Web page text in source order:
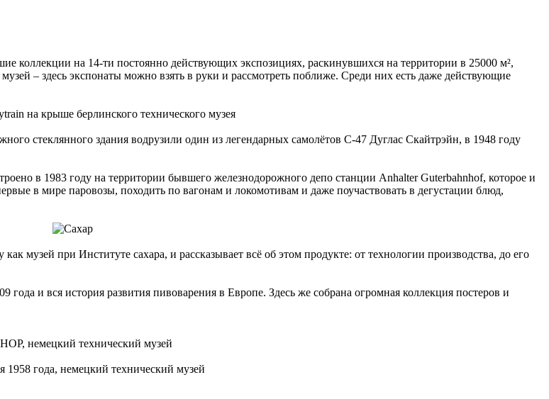
коллекции на 14-ти постоянно действующих экспозициях, раскинувшихся на территории в 25000 м²,
– здесь экспонаты можно взять в руки и рассмотреть поближе. Среди них есть даже действующие
стеклянного здания водрузили один из легендарных самолётов С-47 Дуглас Скайтрэйн, в 1948 году
в 1983 году на территории бывшего железнодорожного депо станции Anhalter Guterbahnhof, которое и
в мире паровозы, походить по вагонам и локомотивам и даже поучаствовать в дегустации блюд,
музей при Институте сахара, и рассказывает всё об этом продукте: от технологии производства, до его
и вся история развития пивоварения в Европе. Здесь же собрана огромная коллекция постеров и